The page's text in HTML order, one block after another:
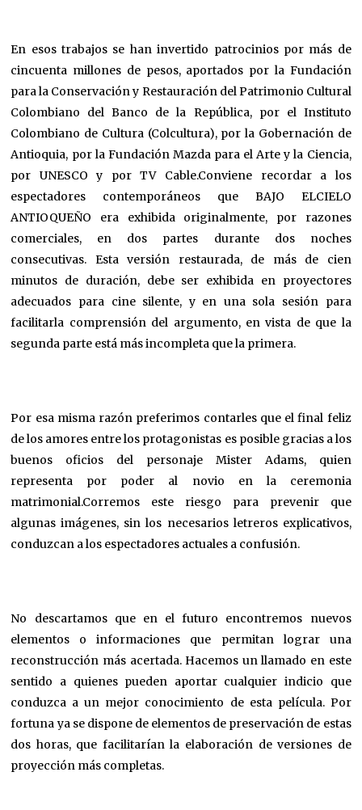
En esos trabajos se han invertido patrocinios por más de
cincuenta millones de pesos, aportados por la Fundación
para la Conservación y Restauración del Patrimonio Cultural
Colombiano del Banco de la República, por el Instituto
Colombiano de Cultura (Colcultura), por la Gobernación de
Antioquia, por la Fundación Mazda para el Arte y la Ciencia,
por UNESCO y por TV Cable.Conviene recordar a los
espectadores contemporáneos que BAJO ELCIELO
ANTIOQUEÑO era exhibida originalmente, por razones
comerciales, en dos partes durante dos noches
consecutivas. Esta versión restaurada, de más de cien
minutos de duración, debe ser exhibida en proyectores
adecuados para cine silente, y en una sola sesión para
facilitarla comprensión del argumento, en vista de que la
segunda parte está más incompleta que la primera.
Por esa misma razón preferimos contarles que el final feliz
de los amores entre los protagonistas es posible gracias a los
buenos oficios del personaje Mister Adams, quien
representa por poder al novio en la ceremonia
matrimonial.Corremos este riesgo para prevenir que
algunas imágenes, sin los necesarios letreros explicativos,
conduzcan a los espectadores actuales a confusión.
No descartamos que en el futuro encontremos nuevos
elementos o informaciones que permitan lograr una
reconstrucción más acertada. Hacemos un llamado en este
sentido a quienes pueden aportar cualquier indicio que
conduzca a un mejor conocimiento de esta película. Por
fortuna ya se dispone de elementos de preservación de estas
dos horas, que facilitarían la elaboración de versiones de
proyección más completas.